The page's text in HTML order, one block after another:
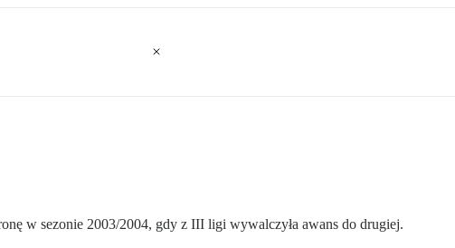
w sezonie 2003/2004, gdy z III ligi wywalczyła awans do drugiej.